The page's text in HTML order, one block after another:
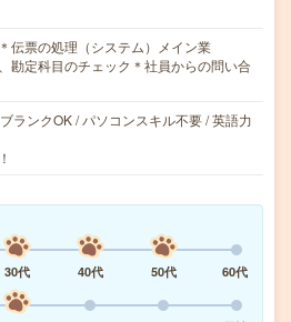
伝票の処理（システム）メイン業
勘定科目のチェック＊社員からの問い合
ランクOK / パソコンスキル不要 / 英語力
30代 40代 50代
60代